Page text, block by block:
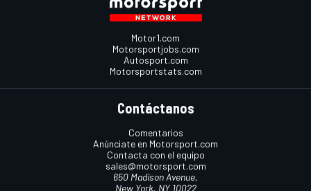
Motor1.com
Motorsportjobs.com
Autosport.com
Motorsportstats.com
Contáctanos
Comentarios
Anúnciate en Motorsport.com
Contacta con el equipo
sales@motorsport.com
650 Madison Avenue,
New York, NY 10022